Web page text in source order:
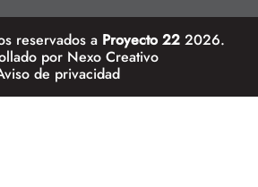
reservados a Proyecto 22 2026.
por Nexo Creativo
de privacidad